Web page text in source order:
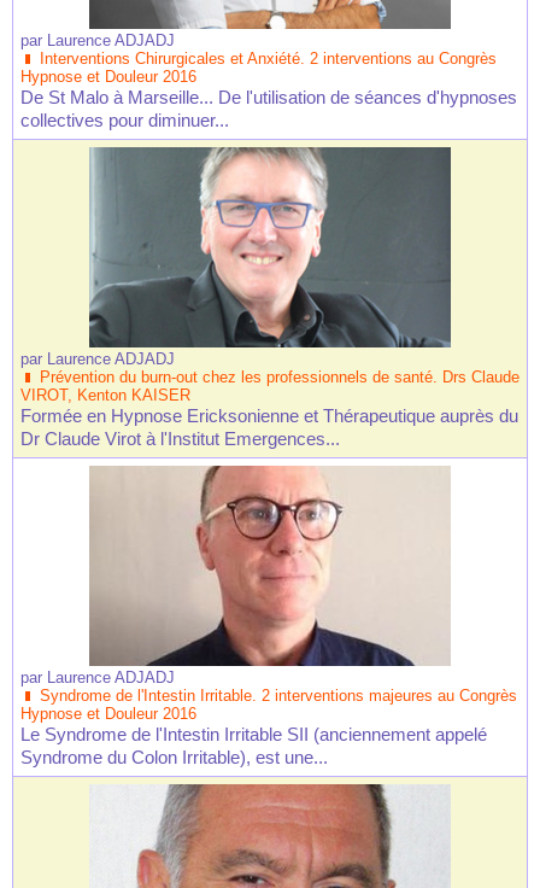
par Laurence ADJADJ
Interventions Chirurgicales et Anxiété. 2 interventions au Congrès
Hypnose et Douleur 2016
De St Malo à Marseille... De l'utilisation de séances d'hypnoses
collectives pour diminuer...
par Laurence ADJADJ
Prévention du burn-out chez les professionnels de santé. Drs Claude
VIROT, Kenton KAISER
Formée en Hypnose Ericksonienne et Thérapeutique auprès du
Dr Claude Virot à l'Institut Emergences...
par Laurence ADJADJ
Syndrome de l'Intestin Irritable. 2 interventions majeures au Congrès
Hypnose et Douleur 2016
Le Syndrome de l'Intestin Irritable SII (anciennement appelé
Syndrome du Colon Irritable), est une...